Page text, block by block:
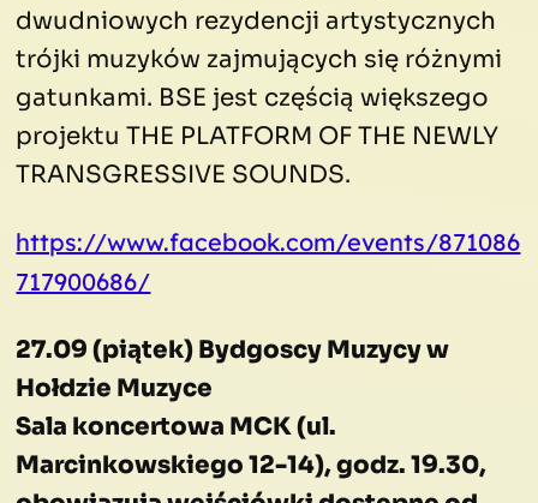
dwudniowych rezydencji artystycznych
trójki muzyków zajmujących się różnymi
gatunkami. BSE jest częścią większego
projektu THE PLATFORM OF THE NEWLY
TRANSGRESSIVE SOUNDS.
https://www.facebook.com/events/871086
717900686/
27.09 (piątek) Bydgoscy Muzycy w
Hołdzie Muzyce
Sala koncertowa MCK (ul.
Marcinkowskiego 12-14), godz. 19.30,